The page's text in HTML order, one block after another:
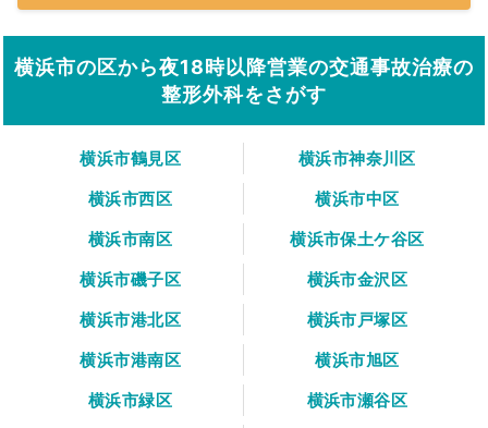
横浜市の区から夜18時以降営業の交通事故治療の
整形外科をさがす
横浜市鶴見区
横浜市神奈川区
横浜市西区
横浜市中区
横浜市南区
横浜市保土ケ谷区
横浜市磯子区
横浜市金沢区
横浜市港北区
横浜市戸塚区
横浜市港南区
横浜市旭区
横浜市緑区
横浜市瀬谷区